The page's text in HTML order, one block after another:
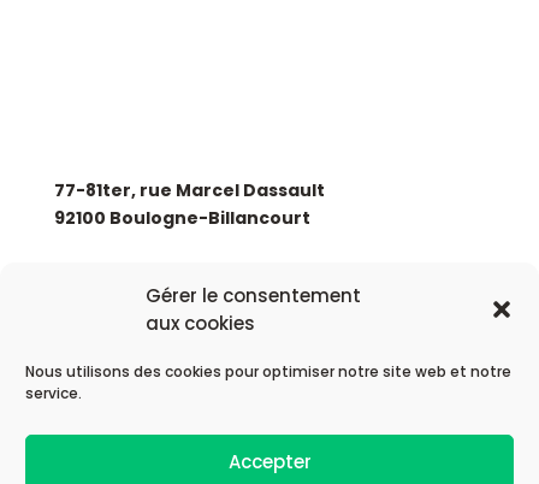
Gérer le consentement
aux cookies
Nous utilisons des cookies pour optimiser notre site web et notre
service.
Accepter
77-81ter, rue Marcel Dassault
92100 Boulogne-Billancourt
+33 (0)1 88 89 17 68